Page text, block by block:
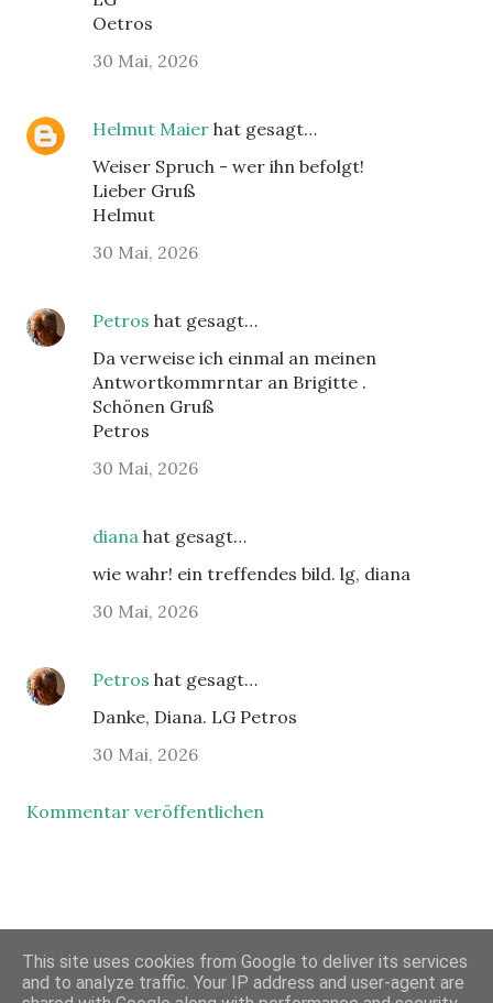
Oetros
30 Mai, 2026
Helmut Maier hat gesagt…
Weiser Spruch - wer ihn befolgt!
Lieber Gruß
Helmut
30 Mai, 2026
Petros hat gesagt…
Da verweise ich einmal an meinen
Antwortkommrntar an Brigitte .
Schönen Gruß
Petros
30 Mai, 2026
diana hat gesagt…
wie wahr! ein treffendes bild. lg, diana
30 Mai, 2026
Petros hat gesagt…
Danke, Diana. LG Petros
30 Mai, 2026
Kommentar veröffentlichen
Powered by Blogger
This site uses cookies from Google to deliver its services
and to analyze traffic. Your IP address and user-agent are